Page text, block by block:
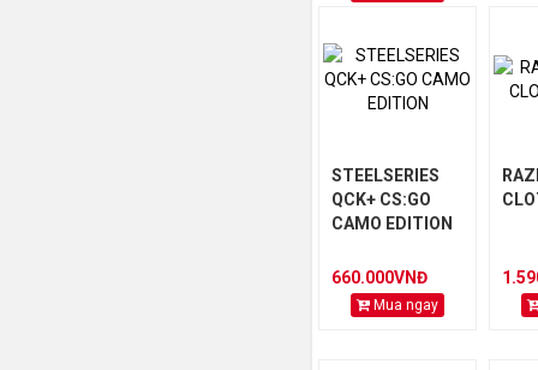
STEELSERIES
QCK+ CS:GO
CAMO EDITION
660.000VNĐ
Mua ngay